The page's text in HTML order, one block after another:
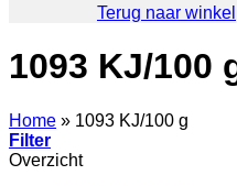
Terug naar winkel
1093 KJ/100
Home » 1093 KJ/100 g
Filter
Overzicht